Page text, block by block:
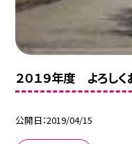
２０１９年度 よろしく
公開日 2019/04/15